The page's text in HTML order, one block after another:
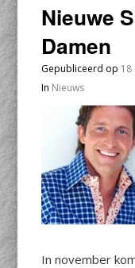
Nieuwe
Damen
Gepubliceerd op
In Nieuws
In november